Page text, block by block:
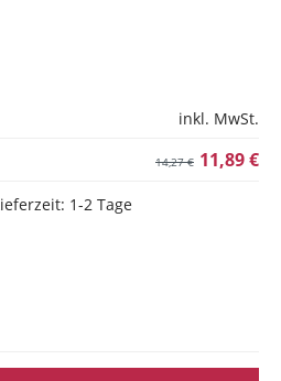
inkl. MwSt.
11,89 €
14,27 €
1-2 Tage